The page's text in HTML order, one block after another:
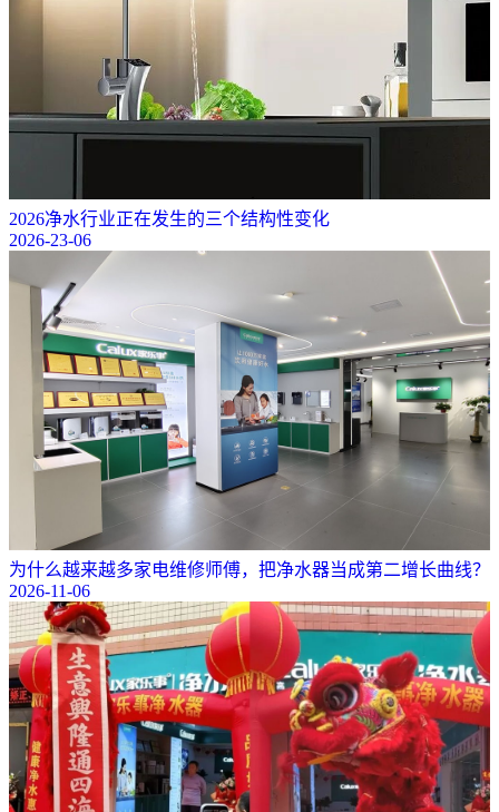
2026净水行业正在发生的三个结构性变化
2026-23-06
为什么越来越多家电维修师傅，把净水器当成第二增长曲线？
2026-11-06